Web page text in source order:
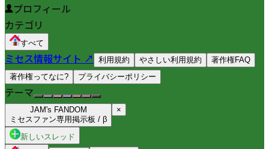
プロフィール
カテゴリ
すべて
ミセス情報サイト ↗ 利用規約 やさしい利用規約
著作権FAQ
著作権ってなに?
プライバシーポリシー
テーマ
JAM's FANDOM
ミセスファン専用掲示板 / β
×
新しいスレッド